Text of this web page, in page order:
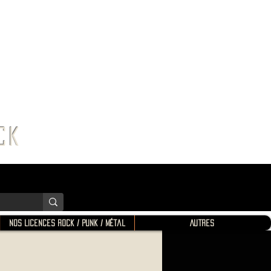
Nos Licences Rock / Punk / Métal Autres